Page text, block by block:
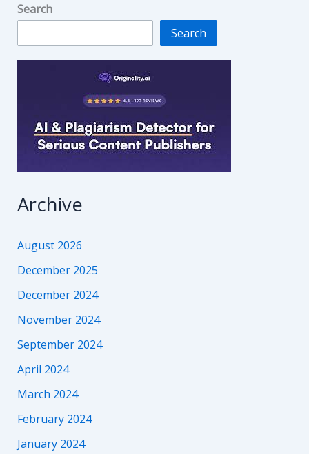
Search
Search
Archive
August 2026
December 2025
December 2024
November 2024
September 2024
April 2024
March 2024
February 2024
January 2024